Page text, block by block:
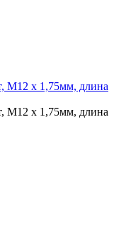
M12 x 1,75мм, длина
M12 x 1,75мм, длина